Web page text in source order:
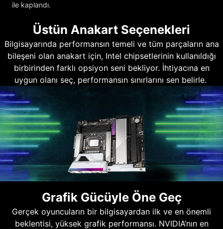
ile kaplandı.
Üstün Anakart Seçenekleri
Bilgisayarında performansın temeli ve tüm parçaların ana
bileşeni olan anakart için, Intel chipsetlerinin kullanıldığı
birbirinden farklı opsiyon seni bekliyor. İhtiyacına en
uygun olanı seç, performansın sınırlarını sen belirle.
Grafik Gücüyle Öne Geç
Gerçek oyuncuların bir bilgisayardan ilk ve en önemli
beklentisi, yüksek grafik performansı. NVIDIA’nın en